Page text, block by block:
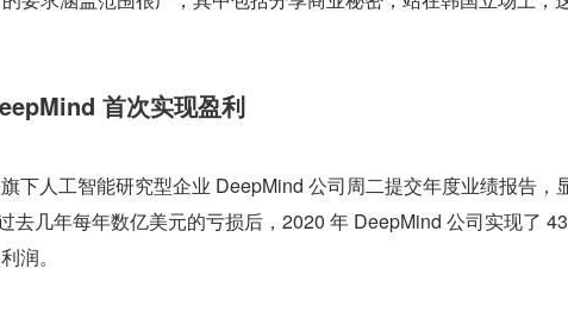
首次实现盈利
旗下人工智能研究型企业 DeepMind 公司周二提交年度业绩报告，
去几年每年数亿美元的亏损后，2020 年 DeepMind 公司实现了 43
润。